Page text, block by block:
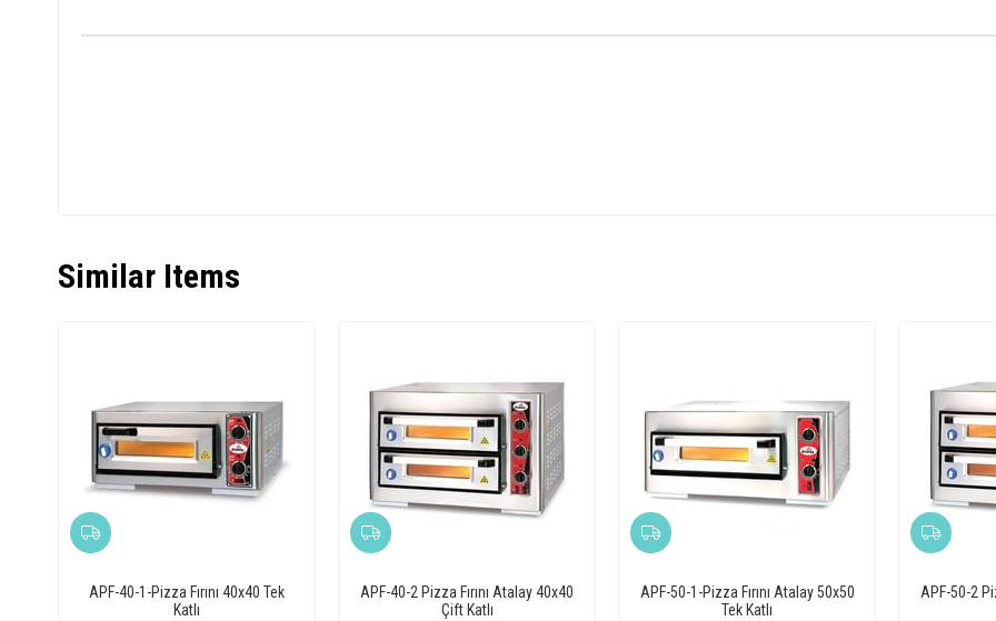
Similar Items
APF-40-1-Pizza Fırını 40x40 Tek
Katlı
APF-40-2 Pizza Fırını Atalay 40x40
Çift Katlı
APF-50-1-Pizza Fırını Atalay 50x50
Tek Katlı
APF-50-2